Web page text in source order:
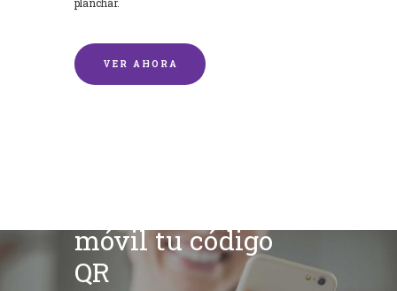
VER AHORA
móvil tu código
QR